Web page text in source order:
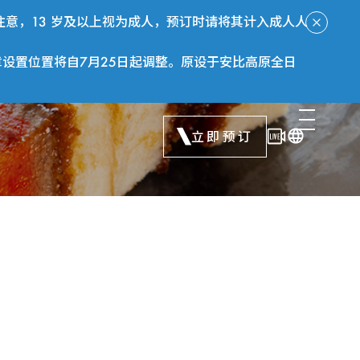
，13 岁及以上视为成人，预订时请将其计入成人人
置位置将自7月25日起调整。原设于安比高原全日
立即预订